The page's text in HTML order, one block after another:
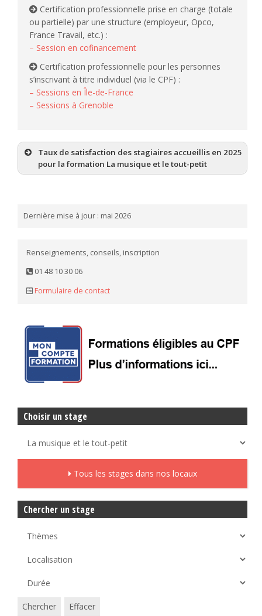
Certification professionnelle prise en charge (totale
ou partielle) par une structure (employeur, Opco,
France Travail, etc.) :
– Session en cofinancement
Certification professionnelle pour les personnes
s’inscrivant à titre individuel (via le CPF) :
– Sessions en Île-de-France
– Sessions à Grenoble
Taux de satisfaction des stagiaires accueillis en 2025
pour la formation La musique et le tout-petit
Dernière mise à jour : mai 2026
Renseignements, conseils, inscription
01 48 10 30 06
Formulaire de contact
Choisir un stage
Tous les stages dans nos locaux
Chercher un stage
Chercher Effacer